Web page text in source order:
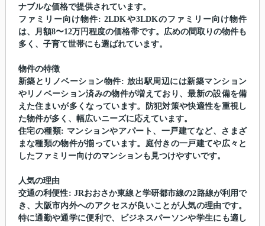
ナブルな価格で提供されています。
ファミリー向け物件: 2LDKや3LDKのファミリー向け物件
は、月額8〜12万円程度の価格帯です。広めの間取りの物件も
多く、子育て世帯にも選ばれています。
物件の特徴
新築とリノベーション物件: 放出駅周辺には新築マンション
やリノベーション済みの物件が増えており、最新の設備を備
えた住まいが多くなっています。防犯対策や快適性を重視し
た物件が多く、幅広いニーズに応えています。
住宅の種類: マンションやアパート、一戸建てなど、さまざ
まな種類の物件が揃っています。庭付きの一戸建てや広々と
したファミリー向けのマンションも見つけやすいです。
人気の理由
交通の利便性: JRおおさか東線と学研都市線の2路線が利用で
き、大阪市内外へのアクセスが良いことが人気の理由です。
特に通勤や通学に便利で、ビジネスパーソンや学生にも適し